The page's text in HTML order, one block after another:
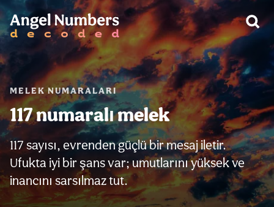
MELEK NUMARALARI
117 numaralı melek
117 sayısı, evrenden güçlü bir mesaj iletir.
Ufukta iyi bir şans var; umutlarını yüksek ve
inancını sarsılmaz tut.
UYARI: